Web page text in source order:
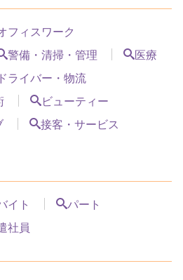
フィスワーク
警備・清掃・管理 医療
ドライバー・物流
ビューティー
接客・サービス
イト パート
社員